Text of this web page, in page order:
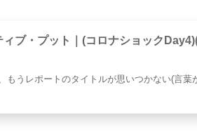
ブ・プット｜(コロナショック
もうレポートのタイトルが思いつかない(言